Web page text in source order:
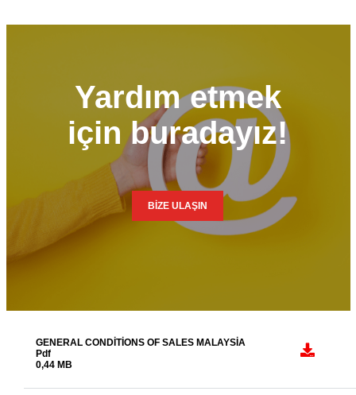
Yardım etmek
için buradayız!
BİZE ULAŞIN
GENERAL CONDITIONS OF SALES MALAYSIA
Pdf
0,44 MB